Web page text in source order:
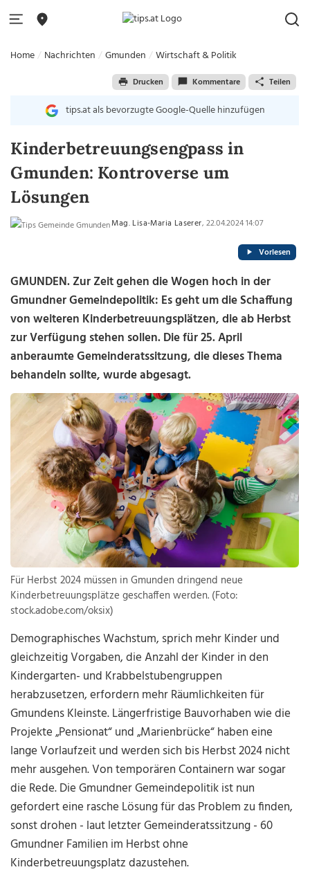
Home Nachrichten Gmunden Wirtschaft & Politik
Drucken Kommentare Teilen
tips.at als bevorzugte Google-Quelle hinzufügen
Kinderbetreuungsengpass in
Gmunden: Kontroverse um
Lösungen
Mag. Lisa-Maria Laserer, 22.04.2024 14:07
Vorlesen
GMUNDEN. Zur Zeit gehen die Wogen hoch in der
Gmundner Gemeindepolitik: Es geht um die Schaffung
von weiteren Kinderbetreuungsplätzen, die ab Herbst
zur Verfügung stehen sollen. Die für 25. April
anberaumte Gemeinderatssitzung, die dieses Thema
behandeln sollte, wurde abgesagt.
Für Herbst 2024 müssen in Gmunden dringend neue
Kinderbetreuungsplätze geschaffen werden. (Foto:
stock.adobe.com/oksix)
Demographisches Wachstum, sprich mehr Kinder und
gleichzeitig Vorgaben, die Anzahl der Kinder in den
Kindergarten- und Krabbelstubengruppen
herabzusetzen, erfordern mehr Räumlichkeiten für
Gmundens Kleinste. Längerfristige Bauvorhaben wie die
Projekte „Pensionat“ und „Marienbrücke“ haben eine
lange Vorlaufzeit und werden sich bis Herbst 2024 nicht
mehr ausgehen. Von temporären Containern war sogar
die Rede. Die Gmundner Gemeindepolitik ist nun
gefordert eine rasche Lösung für das Problem zu finden,
sonst drohen - laut letzter Gemeinderatssitzung - 60
Gmundner Familien im Herbst ohne
Kinderbetreuungsplatz dazustehen.